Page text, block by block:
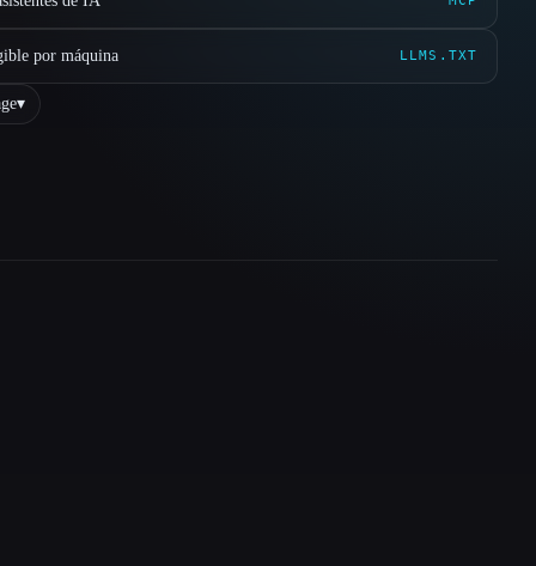
por máquina LLMS.TXT
▾